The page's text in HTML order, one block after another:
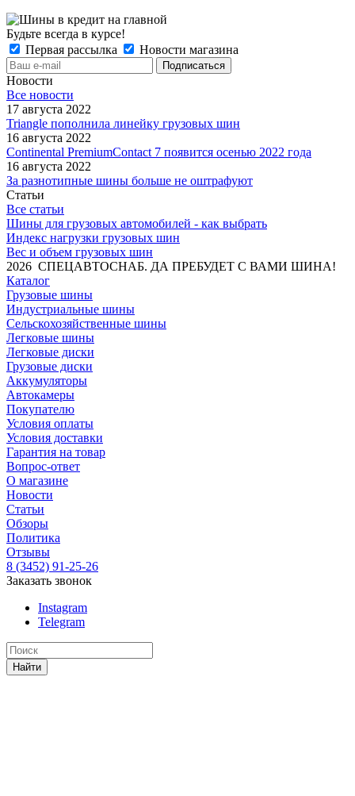
Будьте всегда в курсе!
Первая рассылка
Новости магазина
Новости
Все новости
17 августа 2022
Triangle пополнила линейку грузовых шин
16 августа 2022
Continental PremiumContact 7 появится осенью 2022 года
16 августа 2022
За разнотипные шины больше не оштрафуют
Статьи
Все статьи
Шины для грузовых автомобилей - как выбрать
Индекс нагрузки грузовых шин
Вес и объем грузовых шин
2026 СПЕЦАВТОСНАБ. ДА ПРЕБУДЕТ С ВАМИ ШИНА!
Каталог
Грузовые шины
Индустриальные шины
Сельскохозяйственные шины
Легковые шины
Легковые диски
Грузовые диски
Аккумуляторы
Автокамеры
Покупателю
Условия оплаты
Условия доставки
Гарантия на товар
Вопрос-ответ
О магазине
Новости
Статьи
Обзоры
Политика
Отзывы
8 (3452) 91-25-26
Заказать звонок
Instagram
Telegram
Найти